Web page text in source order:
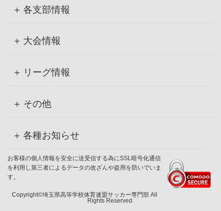
各支部情報
大会情報
リーグ情報
その他
各種お知らせ
お客様の個人情報を安全に送受信する為にSSL暗号化通信
を利用し第三者によるデータの改ざんや盗用を防いでいま
す。
Copyright©埼玉県高等学校体育連盟サッカー専門部 All
Rights Reserved.